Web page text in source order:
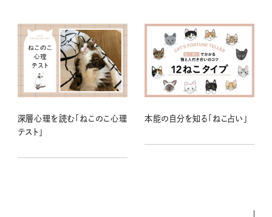
深層心理を読む「ねこのこ心理
テスト」
本能の自分を知る「ねこ占い」